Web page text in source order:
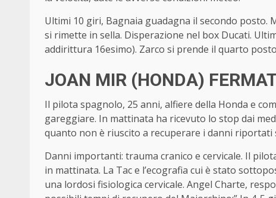
Ultimi 10 giri, Bagnaia guadagna il secondo posto.
si rimette in sella. Disperazione nel box Ducati.
addirittura 16esimo). Zarco si prende il quarto
JOAN MIR (HONDA)
Il pilota spagnolo, 25 anni, alfiere della Honda e
gareggiare. In mattinata ha ricevuto lo stop dai
quanto non è riuscito a recuperare i danni riportati
Danni importanti: trauma cranico e cervicale. Il
in mattinata. La Tac e l’ecografia cui è stato
una lordosi fisiologica cervicale. Angel Charte,